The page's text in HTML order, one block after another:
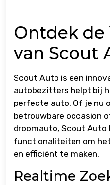
Ontdek de
van Scout
Scout Auto is een
autobezitters helpt bij
perfecte auto. Of je nu
betrouwbare occasion
droomauto, Scout Auto
functionaliteiten om
en efficiënt te maken.
Realtime